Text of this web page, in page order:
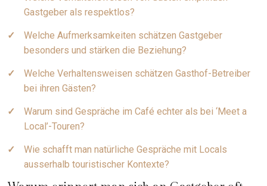
Gastgeber als respektlos?
Welche Aufmerksamkeiten schätzen Gastgeber
besonders und stärken die Beziehung?
Welche Verhaltensweisen schätzen Gasthof-Betreiber
bei ihren Gästen?
Warum sind Gespräche im Café echter als bei ‘Meet a
Local’-Touren?
Wie schafft man natürliche Gespräche mit Locals
ausserhalb touristischer Kontexte?